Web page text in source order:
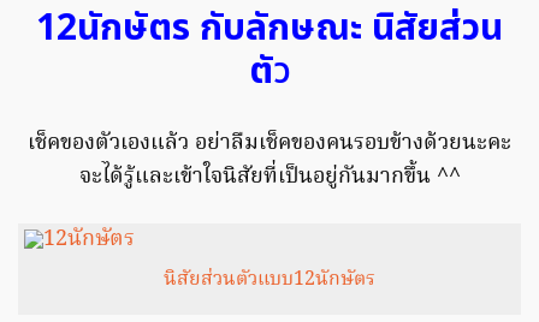
12นักษัตร กับลักษณะ นิสัยส่วน
ตัว
เช็คของตัวเองแล้ว อย่าลืมเช็คของคนรอบข้างด้วยนะคะ
จะได้รู้และเข้าใจนิสัยที่เป็นอยู่กันมากขึ้น ^^
นิสัยส่วนตัวแบบ12นักษัตร